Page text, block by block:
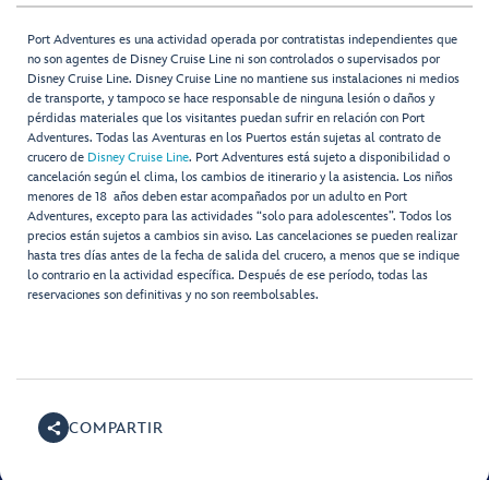
Port Adventures es una actividad operada por contratistas independientes que
no son agentes de Disney Cruise Line ni son controlados o supervisados por
Disney Cruise Line. Disney Cruise Line no mantiene sus instalaciones ni medios
de transporte, y tampoco se hace responsable de ninguna lesión o daños y
pérdidas materiales que los visitantes puedan sufrir en relación con Port
Adventures. Todas las Aventuras en los Puertos están sujetas al contrato de
crucero de Disney Cruise Line. Port Adventures está sujeto a disponibilidad o
cancelación según el clima, los cambios de itinerario y la asistencia. Los niños
menores de 18 años deben estar acompañados por un adulto en Port
Adventures, excepto para las actividades “solo para adolescentes”. Todos los
precios están sujetos a cambios sin aviso. Las cancelaciones se pueden realizar
hasta tres días antes de la fecha de salida del crucero, a menos que se indique
lo contrario en la actividad específica. Después de ese período, todas las
reservaciones son definitivas y no son reembolsables.
COMPARTIR